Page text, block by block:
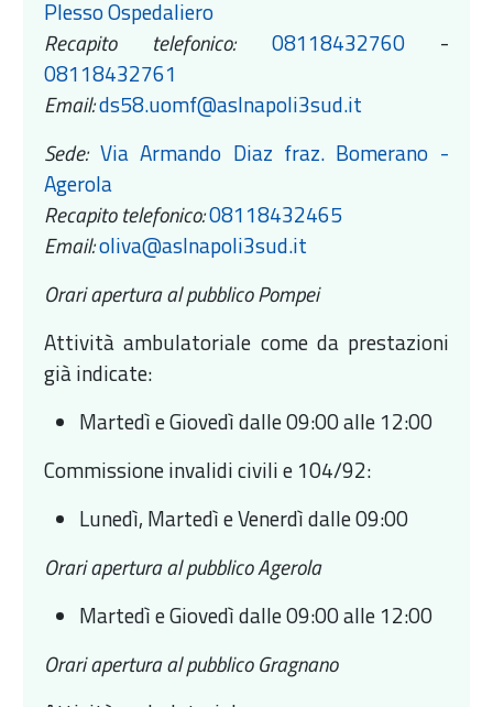
Plesso Ospedaliero
Recapito telefonico: 08118432760-
08118432761
Email:ds58.uomf@aslnapoli3sud.it
Sede: Via Armando Diaz fraz. Bomerano -
Agerola
Recapito telefonico:08118432465
Email:oliva@aslnapoli3sud.it
Orari apertura al pubblico Pompei
Attività ambulatoriale come da prestazioni
già indicate:
Martedì e Giovedì dalle 09:00 alle 12:00
Commissione invalidi civili e 104/92:
Lunedì, Martedì e Venerdì dalle 09:00
Orari apertura al pubblico Agerola
Martedì e Giovedì dalle 09:00 alle 12:00
Orari apertura al pubblico Gragnano